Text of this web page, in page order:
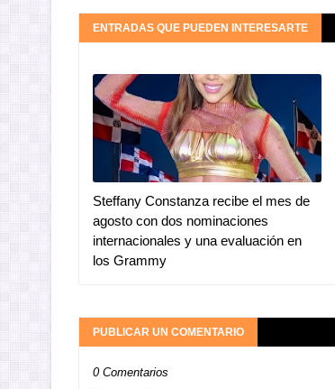
ENTRADAS QUE PUEDEN INTERESARTE
Steffany Constanza recibe el mes de
agosto con dos nominaciones
internacionales y una evaluación en
los Grammy
PUBLICAR UN COMENTARIO
0 Comentarios